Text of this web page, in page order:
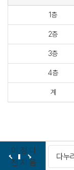
1층
2층
3층
4층
계
이
전
정
지
다
음
다누